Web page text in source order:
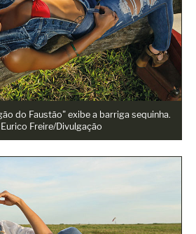
do Faustão" exibe a barriga sequinha.
Freire/Divulgação